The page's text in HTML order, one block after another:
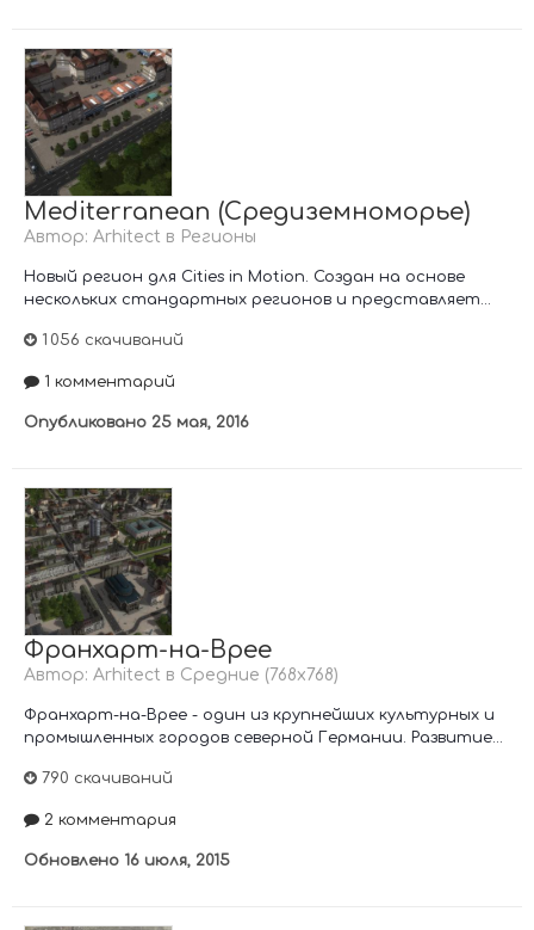
Mediterranean (Средиземноморье)
Автор: Arhitect в Регионы
Новый регион для Cities in Motion. Создан на основе
нескольких стандартных регионов и представляет...
1 056 скачиваний
1 комментарий
Опубликовано 25 мая, 2016
Франхарт-на-Врее
Автор: Arhitect в Средние (768х768)
Франхарт-на-Врее - один из крупнейших культурных и
промышленных городов северной Германии. Развитие...
790 скачиваний
2 комментария
Обновлено 16 июля, 2015